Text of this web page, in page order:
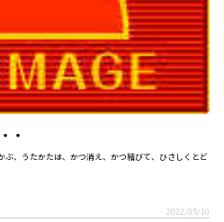
・
ぶ、うたかたは、かつ消え、かつ結びて、ひさしくとど
2022/05/10